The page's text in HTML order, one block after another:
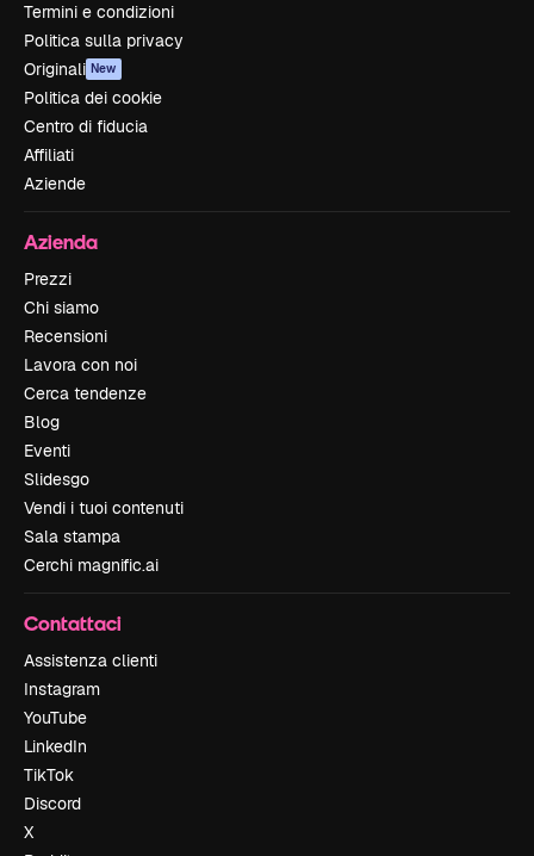
Termini e condizioni
Politica sulla privacy
Originali New
Politica dei cookie
Centro di fiducia
Affiliati
Aziende
Azienda
Prezzi
Chi siamo
Recensioni
Lavora con noi
Cerca tendenze
Blog
Eventi
Slidesgo
Vendi i tuoi contenuti
Sala stampa
Cerchi magnific.ai
Contattaci
Assistenza clienti
Instagram
YouTube
LinkedIn
TikTok
Discord
X